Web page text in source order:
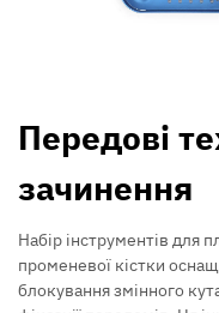
Передові
зачинення
Набір інструментів для
променевої кістки
блокування змінного